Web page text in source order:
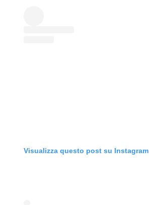
Visualizza questo post su Instagram